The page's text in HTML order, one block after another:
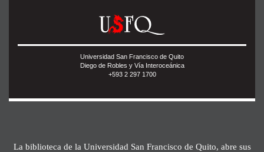
Universidad San Francisco de Quito
Diego de Robles y Vía Interoceánica
+593 2 297 1700
La biblioteca de la Universidad San Francisco de Quito, abre sus